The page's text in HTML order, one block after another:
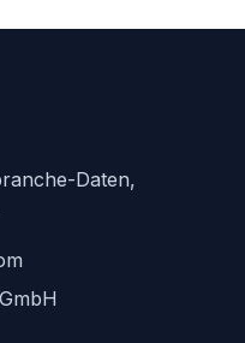
Daten,